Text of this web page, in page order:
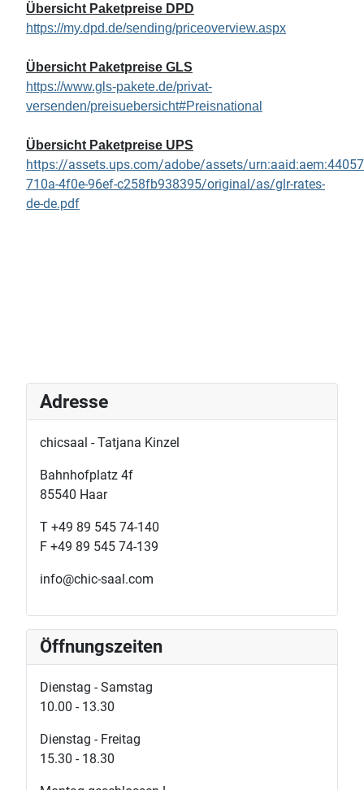
Adresse
chicsaal - Tatjana Kinzel
Bahnhofplatz 4f
85540 Haar
T +49 89 545 74-140
F +49 89 545 74-139
info@chic-saal.com
Öffnungszeiten
Dienstag - Samstag
10.00 - 13.30
Dienstag - Freitag
15.30 - 18.30
Übersicht Paketpreise DPD
https://my.dpd.de/sending/priceoverview.aspx
Übersicht Paketpreise GLS
https://www.gls-pakete.de/privat-
versenden/preisuebersicht#Preisnational
Übersicht Paketpreise UPS
https://assets.ups.com/adobe/assets/
710a-4f0e-96ef-c258fb938395/original/as/glr-rates-
de-de.pdf